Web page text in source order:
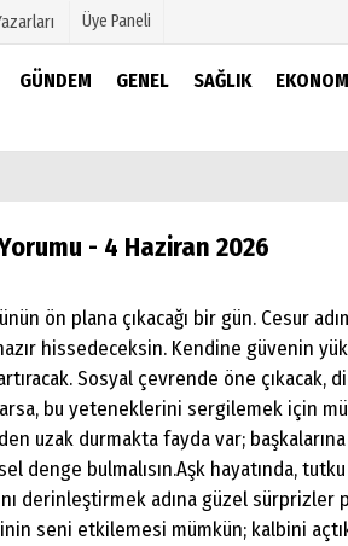
Üye Paneli
GÜNDEM GENEL SAĞLIK
- 4 Haziran 2026
ön plana çıkacağı bir gün. Cesur
hissedeceksin. Kendine güvenin
Sosyal çevrende öne çıkacak,
bu yeteneklerini sergilemek için
uzak durmakta fayda var;
denge bulmalısın.Aşk hayatında,
derinleştirmek adına güzel sürprizler
seni etkilemesi mümkün; kalbini